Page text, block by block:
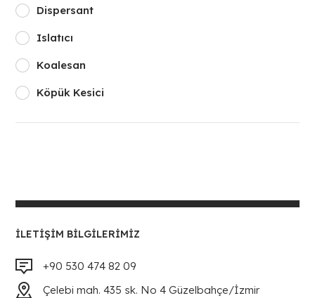
Dispersant
Islatıcı
Koalesan
Köpük Kesici
İLETIŞIM BILGILERIMIZ
+90 530 474 82 09
Çelebi mah. 435 sk. No 4 Güzelbahçe/İzmir